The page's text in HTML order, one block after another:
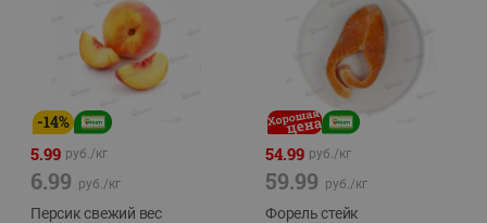
-14%
5.99 руб./кг
6.99 руб./кг
Персик свежий вес
54.99 руб./кг
59.99 руб./кг
Форель стейк